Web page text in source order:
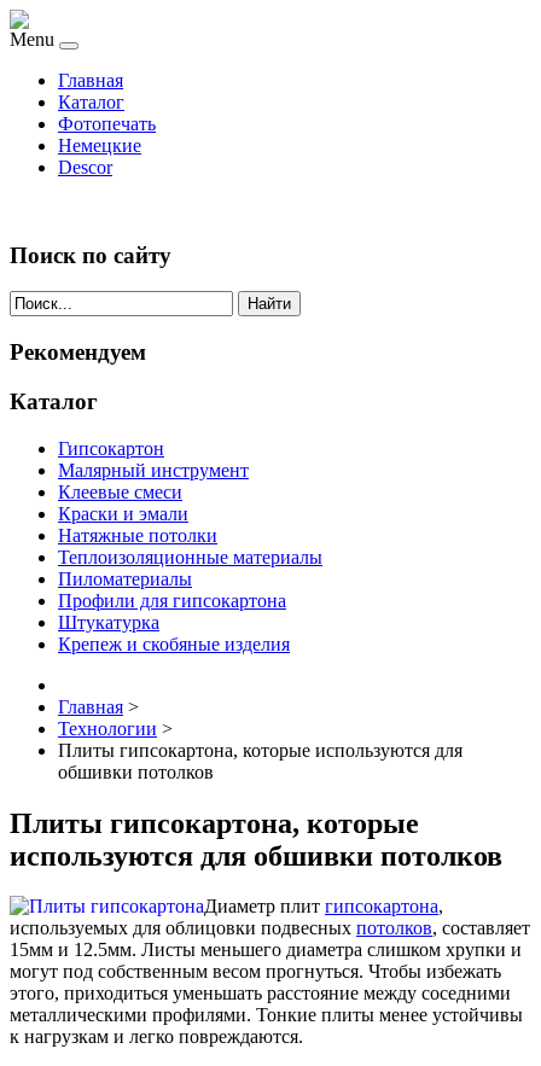
Menu
Главная
Каталог
Фотопечать
Немецкие
Descor
Поиск по сайту
Найти
Рекомендуем
Каталог
Гипсокартон
Малярный инструмент
Клеевые смеси
Краски и эмали
Натяжные потолки
Теплоизоляционные материалы
Пиломатериалы
Профили для гипсокартона
Штукатурка
Крепеж и скобяные изделия
Главная >
Технологии >
Плиты гипсокартона, которые используются для
обшивки потолков
Плиты гипсокартона, которые
используются для обшивки потолков
Диаметр плит гипсокартона,
используемых для облицовки подвесных потолков, составляет
15мм и 12.5мм. Листы меньшего диаметра слишком хрупки и
могут под собственным весом прогнуться. Чтобы избежать
этого, приходиться уменьшать расстояние между соседними
металлическими профилями. Тонкие плиты менее устойчивы
к нагрузкам и легко повреждаются.